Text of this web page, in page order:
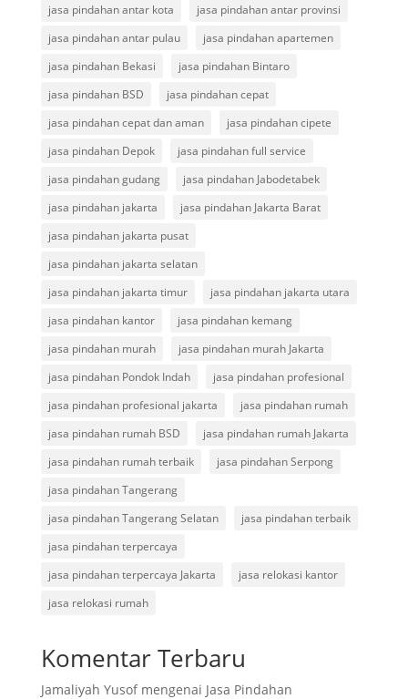
jasa pindahan antar kota
jasa pindahan antar provinsi
jasa pindahan antar pulau
jasa pindahan apartemen
jasa pindahan Bekasi
jasa pindahan Bintaro
jasa pindahan BSD
jasa pindahan cepat
jasa pindahan cepat dan aman
jasa pindahan cipete
jasa pindahan Depok
jasa pindahan full service
jasa pindahan gudang
jasa pindahan Jabodetabek
jasa pindahan jakarta
jasa pindahan Jakarta Barat
jasa pindahan jakarta pusat
jasa pindahan jakarta selatan
jasa pindahan jakarta timur
jasa pindahan jakarta utara
jasa pindahan kantor
jasa pindahan kemang
jasa pindahan murah
jasa pindahan murah Jakarta
jasa pindahan Pondok Indah
jasa pindahan profesional
jasa pindahan profesional jakarta
jasa pindahan rumah
jasa pindahan rumah BSD
jasa pindahan rumah Jakarta
jasa pindahan rumah terbaik
jasa pindahan Serpong
jasa pindahan Tangerang
jasa pindahan Tangerang Selatan
jasa pindahan terbaik
jasa pindahan terpercaya
jasa pindahan terpercaya Jakarta
jasa relokasi kantor
jasa relokasi rumah
Komentar Terbaru
Jamaliyah Yusofmengenai Jasa Pindahan